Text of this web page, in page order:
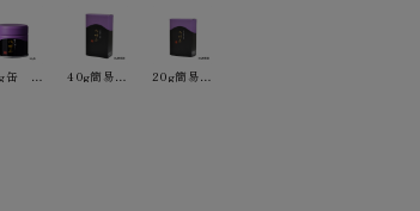
20g缶 ￥1,296 40g簡易箱 ￥2,268 20g簡易箱 ￥1,188